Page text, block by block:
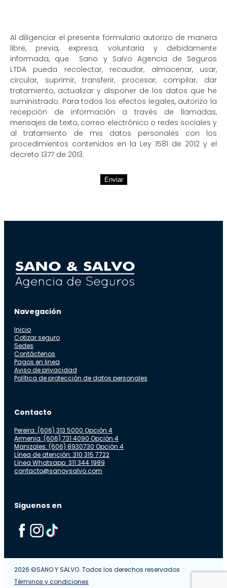
Al diligenciar el presente formulario autorizo de manera
libre, previa, expresa, voluntaria y debidamente
informada, que Sano y Salvo Agencia de Seguros
LTDA pueda recolectar, recaudar, almacenar, usar,
circular, suprimir, transferir, procesar, compilar, dar
tratamiento, actualizar y disponer de los datos que he
suministrado. Para todos los efectos legales, autorizo la
recepción de información a través de llamadas,
mensajes de texto, correo electrónico o redes sociales y
al tratamiento de mis datos personales con los
procedimientos contenidos en la Ley 1581 de 2012 y el
decreto 1377 de 2013.
Enviar
Navegación
Inicio
Cotizar seguro
Sedes
Contáctenos
Pagos en linea
Aviso de privacidad
Política de protección de datos personales
Contacto
Pereira: (606) 313 5000 Opción 4
Armenia: (606) 731 4090 Opción 4
Manizales: (606) 8930730 Opción 4
Línea de atención: 310 315 7722
Línea Whatsapp: 311 344 1989
contacto@sanoysalvo.com
Siguenos en
2026 ©SANO Y SALVO. Todos los derechos reservados
Términos y condiciones